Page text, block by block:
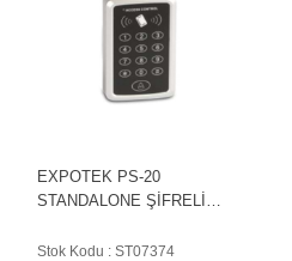
EXPOTEK PS-20
STANDALONE ŞİFRELİ
Stok Kodu : ST07374